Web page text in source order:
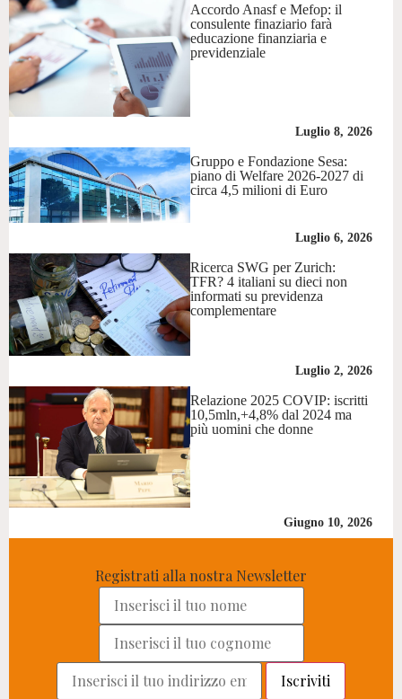
Accordo Anasf e Mefop: il
consulente finaziario farà
educazione finanziaria e
previdenziale
Luglio 8, 2026
Gruppo e Fondazione Sesa:
piano di Welfare 2026-2027 di
circa 4,5 milioni di Euro
Luglio 6, 2026
Ricerca SWG per Zurich:
TFR? 4 italiani su dieci non
informati su previdenza
complementare
Luglio 2, 2026
Relazione 2025 COVIP: iscritti
10,5mln,+4,8% dal 2024 ma
più uomini che donne
Giugno 10, 2026
Registrati alla nostra Newsletter